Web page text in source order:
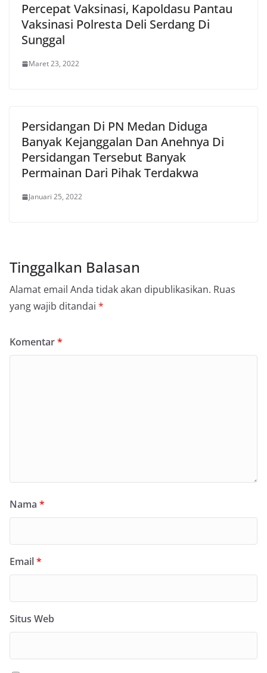
Percepat Vaksinasi, Kapoldasu Pantau
Vaksinasi Polresta Deli Serdang Di
Sunggal
Maret 23, 2022
Persidangan Di PN Medan Diduga
Banyak Kejanggalan Dan Anehnya Di
Persidangan Tersebut Banyak
Permainan Dari Pihak Terdakwa
Januari 25, 2022
Tinggalkan Balasan
Alamat email Anda tidak akan dipublikasikan. Ruas
yang wajib ditandai *
Komentar*
Nama *
Email*
Situs Web